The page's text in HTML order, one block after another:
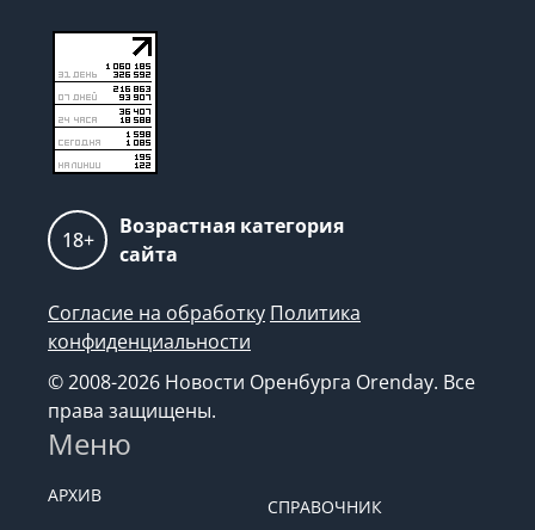
18+
Возрастная категория
сайта
Согласие на обработку Политика
конфиденциальности
© 2008-2026 Новости Оренбурга Orenday. Все
права защищены.
Меню
АРХИВ
СПРАВОЧНИК